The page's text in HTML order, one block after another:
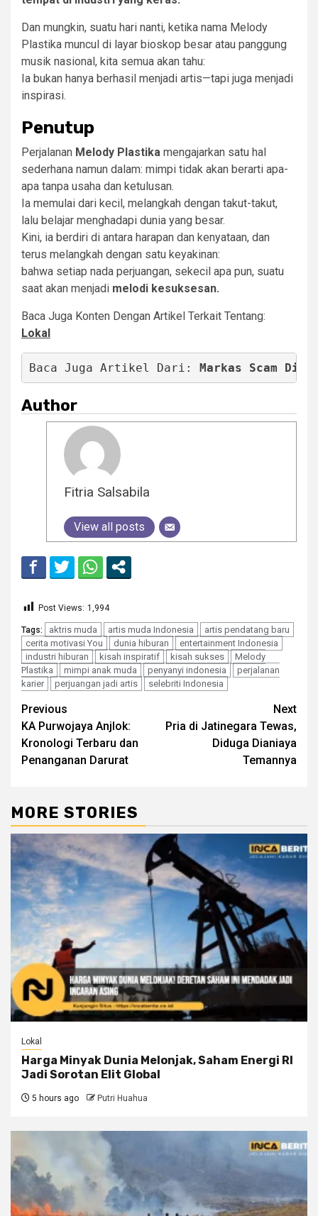
Dan mungkin, suatu hari nanti, ketika nama Melody
Plastika muncul di layar bioskop besar atau panggung
musik nasional, kita semua akan tahu:
Ia bukan hanya berhasil menjadi artis—tapi juga menjadi
inspirasi.
Penutup
Perjalanan Melody Plastika mengajarkan satu hal
sederhana namun dalam: mimpi tidak akan berarti apa-
apa tanpa usaha dan ketulusan.
Ia memulai dari kecil, melangkah dengan takut-takut,
lalu belajar menghadapi dunia yang besar.
Kini, ia berdiri di antara harapan dan kenyataan, dan
terus melangkah dengan satu keyakinan:
bahwa setiap nada perjuangan, sekecil apa pun, suatu
saat akan menjadi melodi kesuksesan.
Baca Juga Konten Dengan Artikel Terkait Tentang:
Lokal
Baca Juga Artikel Dari: Markas Scam
Author
Fitria Salsabila
View all posts
Post Views: 1,994
Tags: aktris muda artis muda Indonesia
artis pendatang baru
cerita motivasi You
dunia hiburan
entertainment Indonesia
industri hiburan
kisah inspiratif kisah sukses
Melody
Plastika
mimpi anak muda penyanyi indonesia
perjalanan
karier
perjuangan jadi artis selebriti Indonesia
Continue
Reading
Previous
KA Purwojaya Anjlok:
Kronologi Terbaru dan
Penanganan Darurat
Next
Pria di Jatinegara Tewas,
Diduga Dianiaya
Temannya
MORE STORIES
Lokal
Harga Minyak Dunia Melonjak, Saham Energi RI
Jadi Sorotan Elit Global
5 hours ago Putri Huahua